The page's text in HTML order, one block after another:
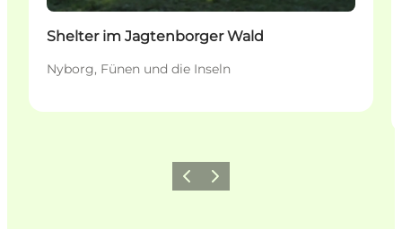
Shelter im Jagtenborger Wald
Nyborg, Fünen und die Inseln
ZurückWeiter